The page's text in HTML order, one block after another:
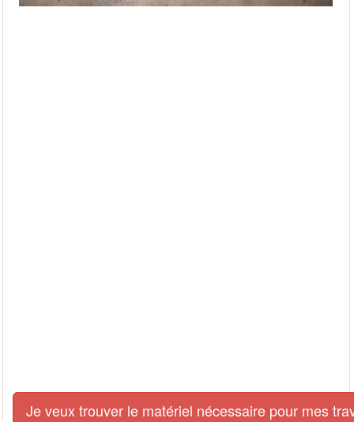
Je veux trouver le matériel nécessaire pour mes